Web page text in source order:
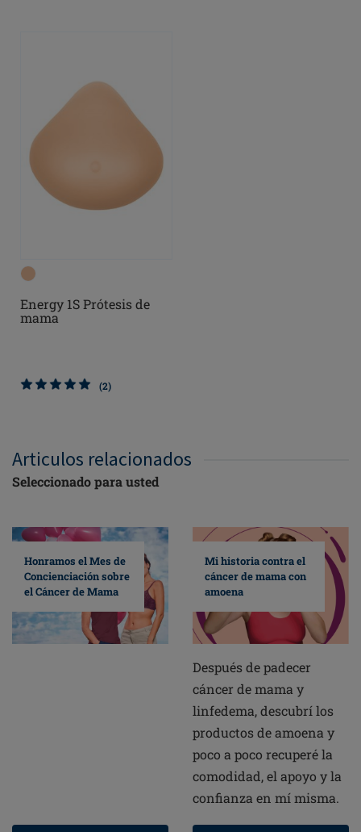
Energy 1S Prótesis de
mama
(2)
Articulos relacionados
Seleccionado para usted
Honramos el Mes de
Concienciación sobre
el Cáncer de Mama
Mi historia contra el
cáncer de mama con
amoena
Después de padecer
cáncer de mama y
linfedema, descubrí los
productos de amoena y
poco a poco recuperé la
comodidad, el apoyo y la
confianza en mí misma.